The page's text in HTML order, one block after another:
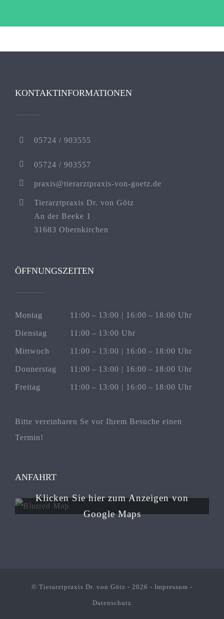
KONTAKTINFORMATIONEN
05724 / 903555
05724 / 903557
praxis@tierarztpraxis-von-goetz.de
Tierarztpraxis Dr. von Götz
An der Beeke 1
31683 Obernkirchen
ÖFFNUNGSZEITEN
Montag 11:00 – 13:00 | 16:00 – 18:00 Uhr
Dienstag 11:00 – 13:00 Uhr
Mittwoch 11:00 – 13:00 | 16:00 – 18:00 Uhr
Donnerstag 11:00 – 13:00 | 16:00 – 18:00 Uhr
Freitag 11:00 – 13:00 | 16:00 – 18:00 Uhr
Bitte vereinbaren Se vor Ihrem Besuche einen
Termin!
ANFAHRT
Klicken Sie hier zum Anzeigen von
Google Maps
© Tierarztpraxis Dr. von Götz - 2026 - Impressum -
Datenschutz